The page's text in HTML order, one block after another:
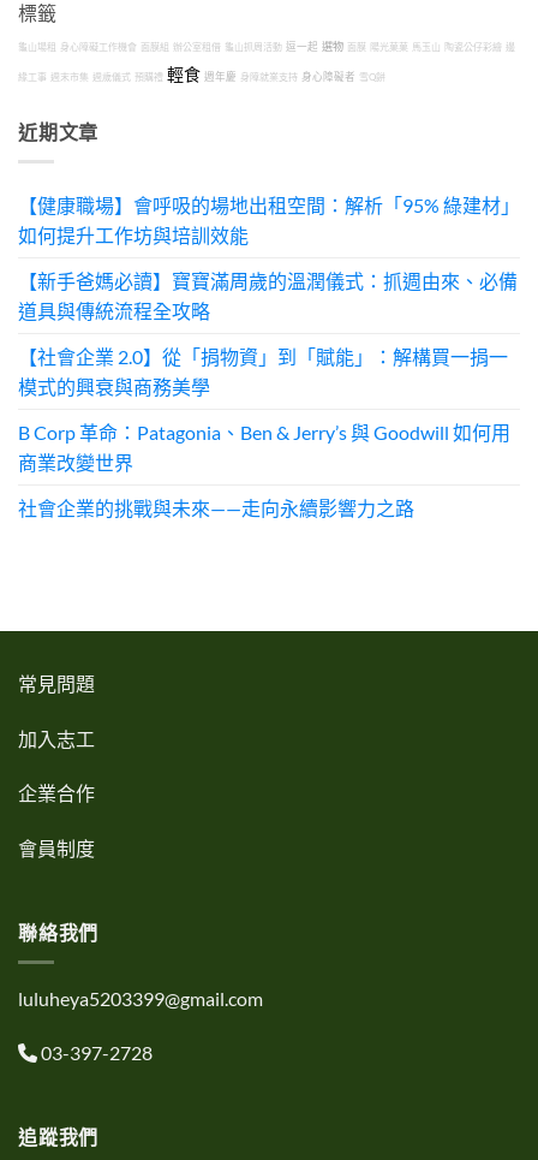
標籤
龜山場租 身心障礙工作機會 面膜組 辦公室租借 龜山抓周活動 逗一起 選物 面膜 陽光菓菓 馬玉山 陶瓷公仔彩繪 邊
緣工事 週末市集 週歲儀式 預購禮 輕食 週年慶 身障就業支持 身心障礙者 雪Q餅
近期文章
【健康職場】會呼吸的場地出租空間：解析「95% 綠建材」
如何提升工作坊與培訓效能
【新手爸媽必讀】寶寶滿周歲的溫潤儀式：抓週由來、必備
道具與傳統流程全攻略
【社會企業 2.0】從「捐物資」到「賦能」：解構買一捐一
模式的興衰與商務美學
B Corp 革命：Patagonia、Ben & Jerry’s 與 Goodwill 如何用
商業改變世界
社會企業的挑戰與未來——走向永續影響力之路
常見問題
加入志工
企業合作
會員制度
聯絡我們
luluheya5203399@gmail.com
03-397-2728
追蹤我們